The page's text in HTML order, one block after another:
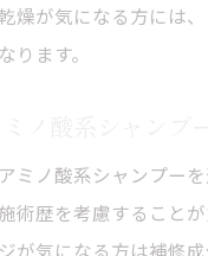
燥が気になる方には
ります。
ミノ酸系シャンプー
術歴を考慮すること
が気になる方は補修